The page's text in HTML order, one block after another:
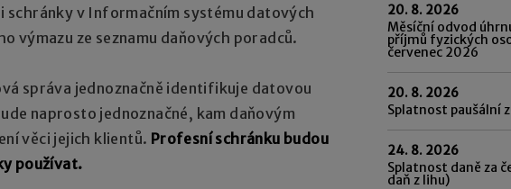
v Informačním systému datových
výmazu ze seznamu daňových poradců.
správa jednoznačně identifikuje datovou
naprosto jednoznačné, kam daňovým
věci jejich klientů. Profesní schránku budou
používat.
20. 8. 2026
Měsíční odvod
příjmů fyzických
červenec 2026
20. 8. 2026
Splatnost paušální
24. 8. 2026
Splatnost daně za
daň z lihu)